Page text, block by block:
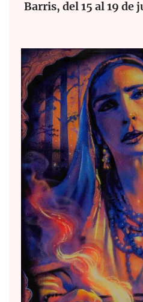
Barris, del 15 al 19 de